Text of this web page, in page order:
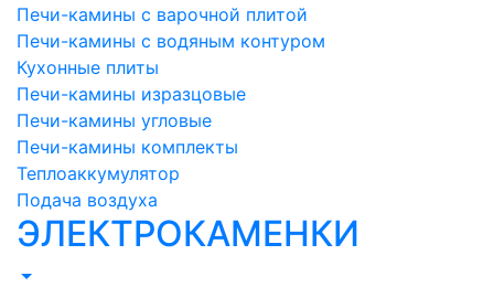
Печи-камины с варочной плитой
Печи-камины с водяным контуром
Кухонные плиты
Печи-камины изразцовые
Печи-камины угловые
Печи-камины комплекты
Теплоаккумулятор
Подача воздуха
ЭЛЕКТРОКАМЕНКИ